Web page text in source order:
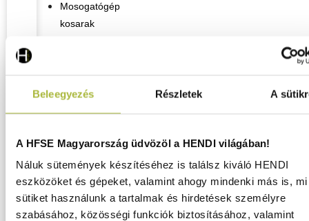
Beleegyezés Részletek A
A HFSE Magyarország üdvözöl a HENDI világában!
Náluk sütemények készítéséhez is találsz kiváló HENDI
eszközöket és gépeket, valamint ahogy mindenki más is,
sütiket használunk a tartalmak és hirdetések személyre
szabásához, közösségi funkciók biztosításához, valamint
Mosogatógép
kosarak
csapok
Rovarcsapdák
Ruházat
Szállítás
Thermodobozok
Vízlágyítók